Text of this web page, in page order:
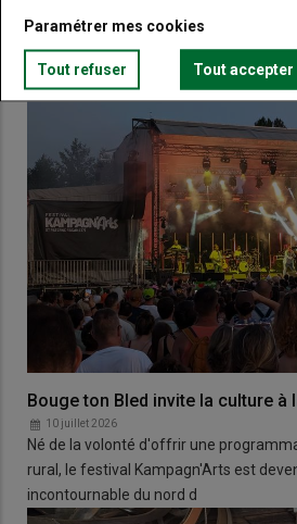
Bouge ton Bled invite la culture à
10 juillet 2026
Né de la volonté d'offrir une
rural, le festival Kampagn'Arts est
incontournable du nord d
Paramétrer mes cookies
Tout refuser Tout accepter